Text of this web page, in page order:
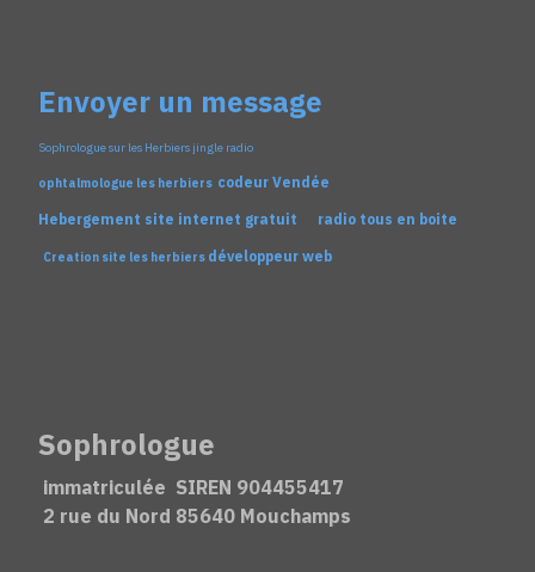
Envoyer un message
Sophrologue sur les Herbiers jingle radio
ophtalmologue les herbiers codeur Vendée
Hebergement site internet gratuit radio tous en boite
Creation site les herbiers développeur web
Sophrologue
immatriculée SIREN 904455417
2 rue du Nord 85640 Mouchamps